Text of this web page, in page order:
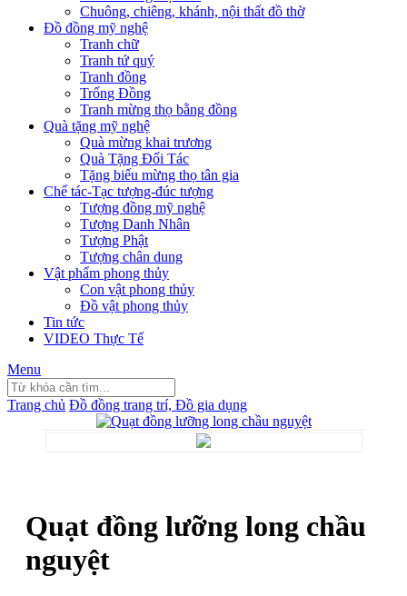
Chuông, chiêng, khánh, nội thất đồ thờ
Đồ đồng mỹ nghệ
Tranh chữ
Tranh tứ quý
Tranh đồng
Trống Đồng
Tranh mừng thọ bằng đồng
Quà tặng mỹ nghệ
Quà mừng khai trương
Quà Tặng Đối Tác
Tặng biếu mừng thọ tân gia
Chế tác-Tạc tượng-đúc tượng
Tượng đồng mỹ nghệ
Tượng Danh Nhân
Tượng Phật
Tượng chân dung
Vật phẩm phong thủy
Con vật phong thủy
Đồ vật phong thủy
Tin tức
VIDEO Thực Tế
Menu
Trang chủ Đồ đồng trang trí, Đồ gia dụng
Quạt đồng lưỡng long chầu
nguyệt